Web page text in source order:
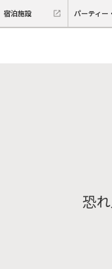
宿泊施設 パーティー
恐